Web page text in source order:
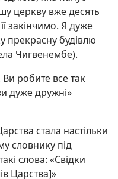
церкву вже десять
закінчимо. Я дуже
прекрасну будівлю
Чигвенембе).
Ви робите все так
дуже дружні»
стала настільки
словнику під
слова: «Свідки
Царства]»